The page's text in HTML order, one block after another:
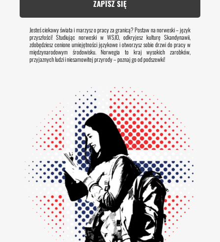
ZAPISZ SIĘ
Jesteś ciekawy świata i marzysz o pracy za granicą? Postaw na norweski – język
przyszłości! Studiując norweski w WSJO, odkryjesz kulturę Skandynawii,
zdobędziesz cenione umiejętności językowe i otworzysz sobie drzwi do pracy w
międzynarodowym środowisku. Norwegia to kraj wysokich zarobków,
przyjaznych ludzi i niesamowitej przyrody – poznaj go od podszewki!